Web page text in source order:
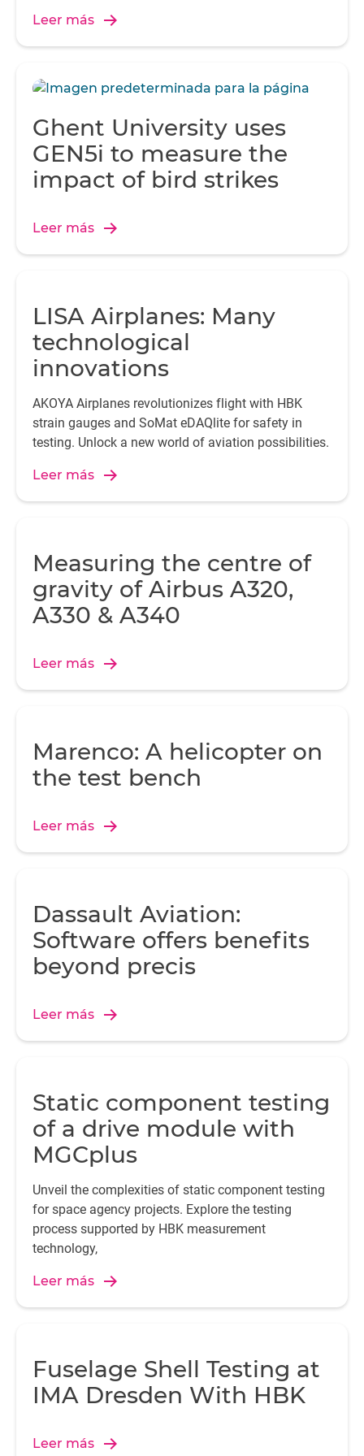
Leer más
Ghent University uses
GEN5i to measure the
impact of bird strikes
Leer más
LISA Airplanes: Many
technological
innovations
AKOYA Airplanes revolutionizes flight with HBK
strain gauges and SoMat eDAQlite for safety in
testing. Unlock a new world of aviation possibilities.
Leer más
Measuring the centre of
gravity of Airbus A320,
A330 & A340
Leer más
Marenco: A helicopter on
the test bench
Leer más
Dassault Aviation:
Software offers benefits
beyond precis
Leer más
Static component testing
of a drive module with
MGCplus
Unveil the complexities of static component testing
for space agency projects. Explore the testing
process supported by HBK measurement
technology,
Leer más
Fuselage Shell Testing at
IMA Dresden With HBK
Leer más